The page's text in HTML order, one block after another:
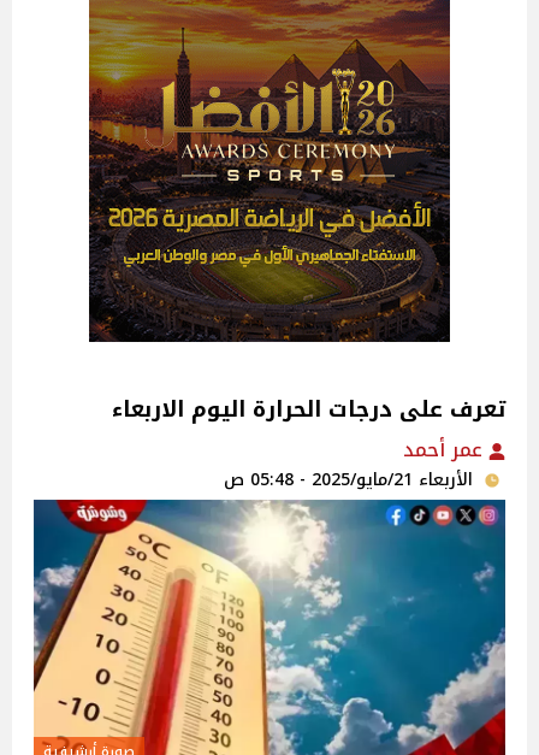
تعرف على درجات الحرارة اليوم الاربعاء
عمر أحمد
الأربعاء 21/مايو/2025 - 05:48 ص